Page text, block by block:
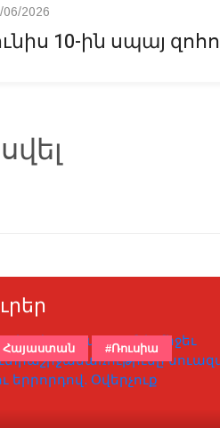
06/2026
10-ին սպայ
Հայաստան #Ռուսիա